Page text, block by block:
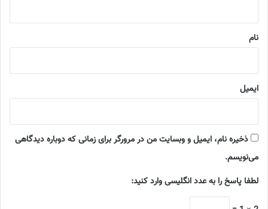
نام
ایمیل
ذخیره نام، ایمیل و وبسایت من در مرورگر برای زمانی که دوباره دیدگاهی
می‌نویسم.
لطفا پاسخ را به عدد انگلیسی وارد کنید: